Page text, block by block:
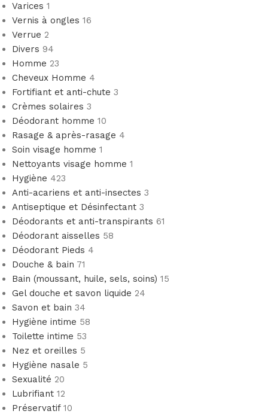
Varices 1
Vernis à ongles 16
Verrue 2
Divers 94
Homme 23
Cheveux Homme 4
Fortifiant et anti-chute 3
Crèmes solaires 3
Déodorant homme 10
Rasage & après-rasage 4
Soin visage homme 1
Nettoyants visage homme 1
Hygiène 423
Anti-acariens et anti-insectes 3
Antiseptique et Désinfectant 3
Déodorants et anti-transpirants 61
Déodorant aisselles 58
Déodorant Pieds 4
Douche & bain 71
Bain (moussant, huile, sels, soins) 15
Gel douche et savon liquide 24
Savon et bain 34
Hygiène intime 58
Toilette intime 53
Nez et oreilles 5
Hygiène nasale 5
Sexualité 20
Lubrifiant 12
Préservatif 10